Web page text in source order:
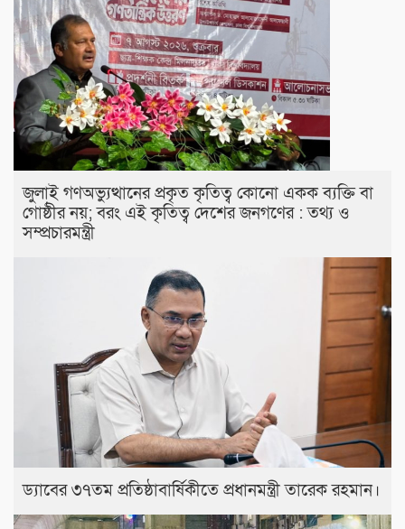
জুলাই গণঅভ্যুত্থানের প্রকৃত কৃতিত্ব কোনো একক ব্যক্তি বা
গোষ্ঠীর নয়; বরং এই কৃতিত্ব দেশের জনগণের : তথ্য ও
সম্প্রচারমন্ত্রী
ড্যাবের ৩৭তম প্রতিষ্ঠাবার্ষিকীতে প্রধানমন্ত্রী তারেক রহমান।